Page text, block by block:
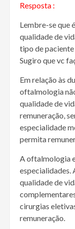
Resposta :
Lembre-se que
qualidade de
tipo de
Sugiro que vc
Em relação às
oftalmologia
qualidade de
remuneração,
especialidade
permita
A oftalmologia
especialidades.
qualidade de
cirurgias
remuneração.